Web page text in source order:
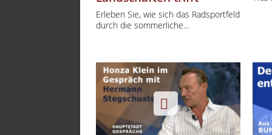
Erleben Sie, wie sich das Radsportfeld
durch die sommerliche...